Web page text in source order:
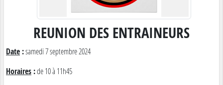
REUNION DES ENTRAINEURS
Date :samedi 7 septembre 2024
Horaires :de 10 à 11h45